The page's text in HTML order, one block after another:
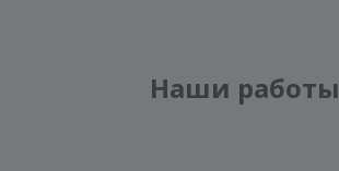
Наши работы